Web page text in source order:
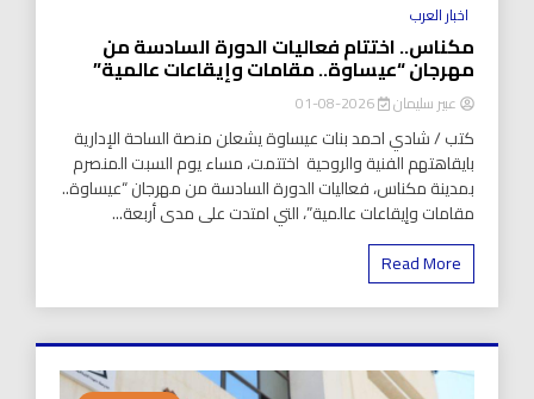
اخبار العرب
مكناس.. اختتام فعاليات الدورة السادسة من
مهرجان “عيساوة.. مقامات وإيقاعات عالمية”
عبير سليمان 2026-08-01
كتب / شادي احمد بنات عيساوة يشعلن منصة الساحة الإدارية
بايقاهتهم الفنية والروحية اختتمت، مساء يوم السبت المنصرم
بمدينة مكناس، فعاليات الدورة السادسة من مهرجان “عيساوة..
مقامات وإيقاعات عالمية”، التي امتدت على مدى أربعة...
Read More